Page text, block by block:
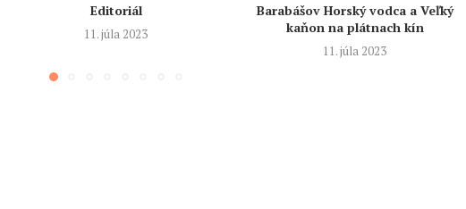
Editoriál
11. júla 2023
Barabášov Horský vodca a Veľký
kaňon na plátnach kín
11. júla 2023